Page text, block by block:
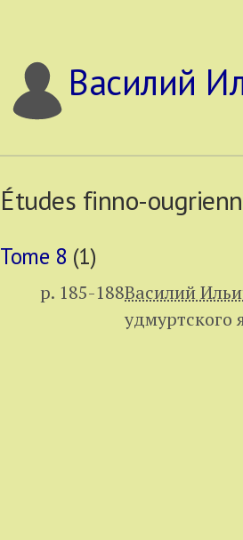
Василий
Études finno-
Tome 8 (1)
p. 185-188Василий
удмуртского